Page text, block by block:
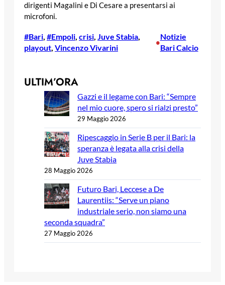
dirigenti Magalini e Di Cesare a presentarsi ai
microfoni.
#Bari, #Empoli, crisi, Juve Stabia
playout, Vincenzo Vivarini
•
Notizie
Bari Calcio
ULTIM’ORA
Gazzi e il legame con Bari: “Sempre
nel mio cuore, spero si rialzi presto”
29 Maggio 2026
Ripescaggio in Serie B per il Bari: la
speranza è legata alla crisi della
Juve Stabia
28 Maggio 2026
Futuro Bari, Leccese a De
Laurentiis: “Serve un piano
industriale serio, non siamo una
seconda squadra”
27 Maggio 2026